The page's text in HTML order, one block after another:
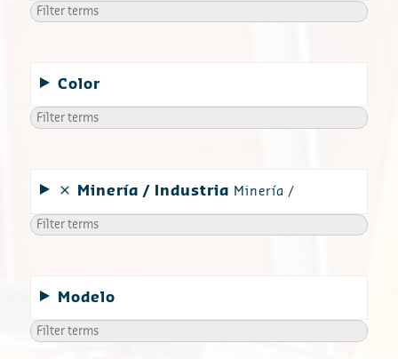
Color
Minería Industria Minería
Modelo